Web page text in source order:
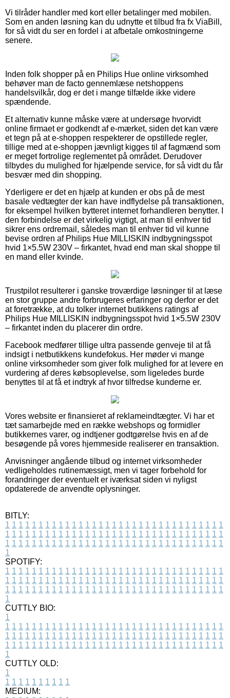
Vi tilråder handler med kort eller betalinger med mobilen.
Som en anden løsning kan du udnytte et tilbud fra fx ViaBill,
for så vidt du ser en fordel i at afbetale omkostningerne
senere.
Inden folk shopper på en Philips Hue online virksomhed
behøver man de facto gennemlæse netshoppens
handelsvilkår, dog er det i mange tilfælde ikke videre
spændende.
Et alternativ kunne måske være at undersøge hvorvidt
online firmaet er godkendt af e-mærket, siden det kan være
et tegn på at e-shoppen respekterer de opstillede regler,
tillige med at e-shoppen jævnligt kigges til af fagmænd som
er meget fortrolige reglementet på området. Derudover
tilbydes du mulighed for hjælpende service, for så vidt du får
besvær med din shopping.
Yderligere er det en hjælp at kunden er obs på de mest
basale vedtægter der kan have indflydelse på transaktionen,
for eksempel hvilken bytteret internet forhandleren benytter. I
den forbindelse er det virkelig vigtigt, at man til enhver tid
sikrer ens ordremail, således man til enhver tid vil kunne
bevise ordren af Philips Hue MILLISKIN indbygningsspot
hvid 1×5.5W 230V – firkantet, hvad end man skal shoppe til
en mand eller kvinde.
Trustpilot resulterer i ganske troværdige løsninger til at læse
en stor gruppe andre forbrugeres erfaringer og derfor er det
at foretrække, at du tolker internet butikkens ratings af
Philips Hue MILLISKIN indbygningsspot hvid 1×5.5W 230V
– firkantet inden du placerer din ordre.
Facebook medfører tillige ultra passende genveje til at få
indsigt i netbutikkens kundefokus. Her møder vi mange
online virksomheder som giver folk mulighed for at levere en
vurdering af deres købsoplevelse, som ligeledes burde
benyttes til at få et indtryk af hvor tilfredse kunderne er.
Vores website er finansieret af reklameindtægter. Vi har et
tæt samarbejde med en række webshops og formidler
butikkernes varer, og indtjener godtgørelse hvis en af de
besøgende på vores hjemmeside realiserer en transaktion.
Anvisninger angående tilbud og internet virksomheder
vedligeholdes rutinemæssigt, men vi tager forbehold for
forandringer der eventuelt er iværksat siden vi nyligst
opdaterede de anvendte oplysninger.
BITLY:
1 1 1 1 1 1 1 1 1 1 1 1 1 1 1 1 1 1 1 1 1 1 1 1 1 1 1 1 1 1 1 1 1
1 1 1 1 1 1 1 1 1 1 1 1 1 1 1 1 1 1 1 1 1 1 1 1 1 1 1 1 1 1 1 1 1
1 1 1 1 1 1 1 1 1 1 1 1 1 1 1 1 1 1 1 1 1 1 1 1 1 1 1 1 1 1 1 1 1
1
SPOTIFY:
1 1 1 1 1 1 1 1 1 1 1 1 1 1 1 1 1 1 1 1 1 1 1 1 1 1 1 1 1 1 1 1 1
1 1 1 1 1 1 1 1 1 1 1 1 1 1 1 1 1 1 1 1 1 1 1 1 1 1 1 1 1 1 1 1 1
1 1 1 1 1 1 1 1 1 1 1 1 1 1 1 1 1 1 1 1 1 1 1 1 1 1 1 1 1 1 1 1 1
1
CUTTLY BIO:
1
1 1 1 1 1 1 1 1 1 1 1 1 1 1 1 1 1 1 1 1 1 1 1 1 1 1 1 1 1 1 1 1 1
1 1 1 1 1 1 1 1 1 1 1 1 1 1 1 1 1 1 1 1 1 1 1 1 1 1 1 1 1 1 1 1 1
1 1 1 1 1 1 1 1 1 1 1 1 1 1 1 1 1 1 1 1 1 1 1 1 1 1 1 1 1 1 1 1 1
1
CUTTLY OLD:
1
1 1 1 1 1 1 1 1 1 1
MEDIUM: